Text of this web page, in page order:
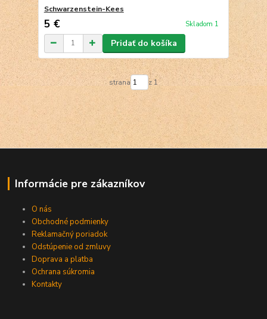
Schwarzenstein-Kees
5 € Skladom 1
Pridať do košíka
strana z 1
Informácie pre zákazníkov
O nás
Obchodné podmienky
Reklamačný poriadok
Odstúpenie od zmluvy
Doprava a platba
Ochrana súkromia
Kontakty